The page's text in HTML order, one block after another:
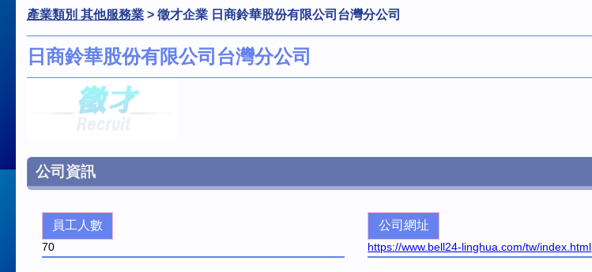
產業類別 其他服務業> 徵才企業 日商鈴華股份有限公司台灣分公司
日商鈴華股份有限公司台灣分公司
公司資訊
員工人數
70
公司網址
https://www.bell24-linghua.com/tw/index.html